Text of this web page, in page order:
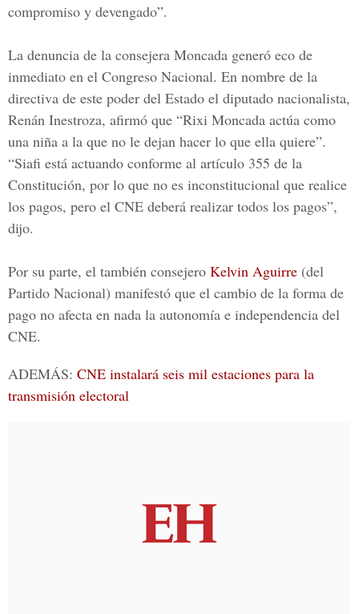
compromiso y devengado”.
La denuncia de la consejera Moncada generó eco de
inmediato en el Congreso Nacional. En nombre de la
directiva de este poder del Estado el diputado nacionalista,
Renán Inestroza, afirmó que “Rixi Moncada actúa como
una niña a la que no le dejan hacer lo que ella quiere”.
“Siafi está actuando conforme al artículo 355 de la
Constitución, por lo que no es inconstitucional que realice
los pagos, pero el CNE deberá realizar todos los pagos”,
dijo.
Por su parte, el también consejero Kelvin Aguirre (del
Partido Nacional) manifestó que el cambio de la forma de
pago no afecta en nada la autonomía e independencia del
CNE.
ADEMÁS: CNE instalará seis mil estaciones para la
transmisión electoral